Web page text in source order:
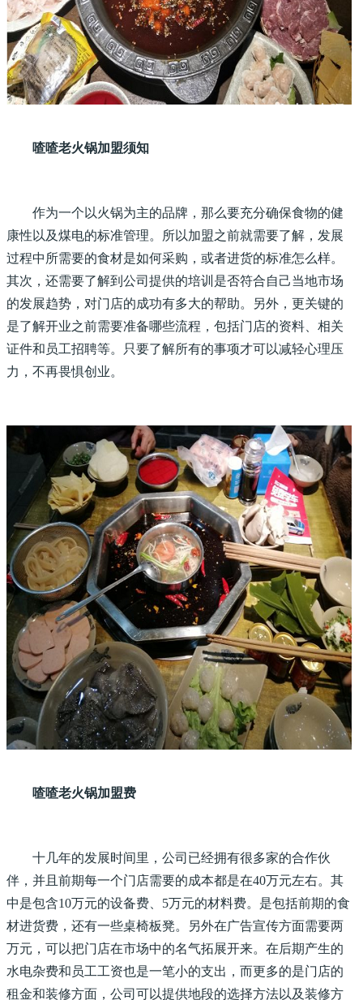
喳喳老火锅加盟须知
作为一个以火锅为主的品牌，那么要充分确保食物的健
康性以及煤电的标准管理。所以加盟之前就需要了解，发展
过程中所需要的食材是如何采购，或者进货的标准怎么样。
其次，还需要了解到公司提供的培训是否符合自己当地市场
的发展趋势，对门店的成功有多大的帮助。另外，更关键的
是了解开业之前需要准备哪些流程，包括门店的资料、相关
证件和员工招聘等。只要了解所有的事项才可以减轻心理压
力，不再畏惧创业。
喳喳老火锅加盟费
十几年的发展时间里，公司已经拥有很多家的合作伙
伴，并且前期每一个门店需要的成本都是在40万元左右。其
中是包含10万元的设备费、5万元的材料费。是包括前期的食
材进货费，还有一些桌椅板凳。另外在广告宣传方面需要两
万元，可以把门店在市场中的名气拓展开来。在后期产生的
水电杂费和员工工资也是一笔小的支出，而更多的是门店的
租金和装修方面，公司可以提供地段的选择方法以及装修方